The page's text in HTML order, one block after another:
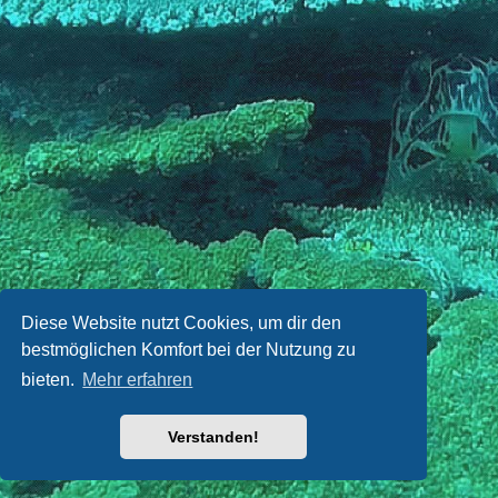
Diese Website nutzt Cookies, um dir den
bestmöglichen Komfort bei der Nutzung zu
bieten. Mehr erfahren
Verstanden!